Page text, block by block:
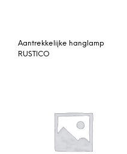
Aantrekkelijke hanglamp
RUSTICO